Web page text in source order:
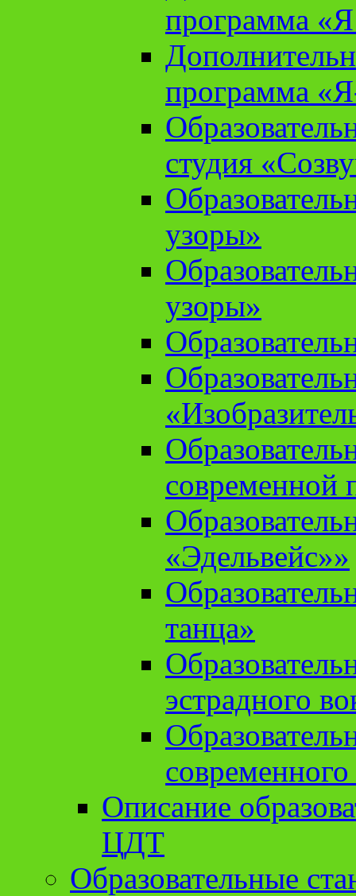
программа «Я
программа
студия
узоры»
узоры»
современной
«Эдельвейс»»
танца»
эстрадного
Описание
ЦДТ
Образовательные